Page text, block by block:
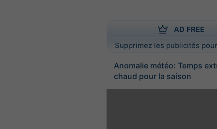
AD FREE
Supprimez les publicités
Anomalie météo: Temps
chaud pour la saison